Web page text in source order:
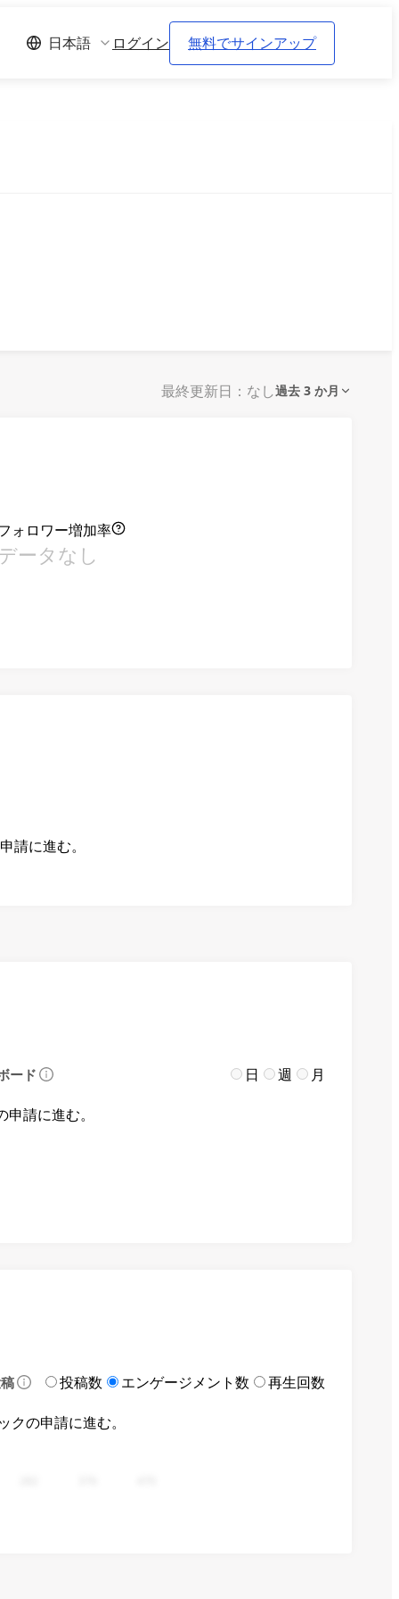
日本語 ログイン 無料でサインアップ
最終更新日：なし過去 3 か月
ォロワー増加率
ータなし
請に進む。
ード 日 週 月
請に進む。
投稿数 エンゲージメント数 再生回数
の申請に進む。